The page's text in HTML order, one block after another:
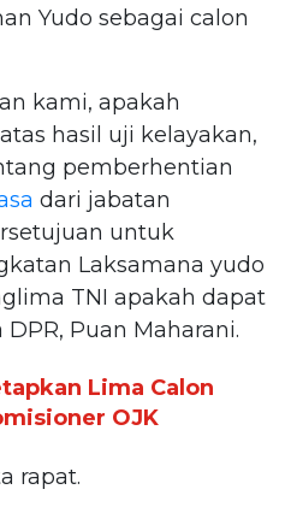
Yudo sebagai calon
kami, apakah
hasil uji kelayakan,
pemberhentian
dari jabatan
untuk
Laksamana yudo
TNI apakah dapat
Puan Maharani.
Lima Calon
OJK
rapat.